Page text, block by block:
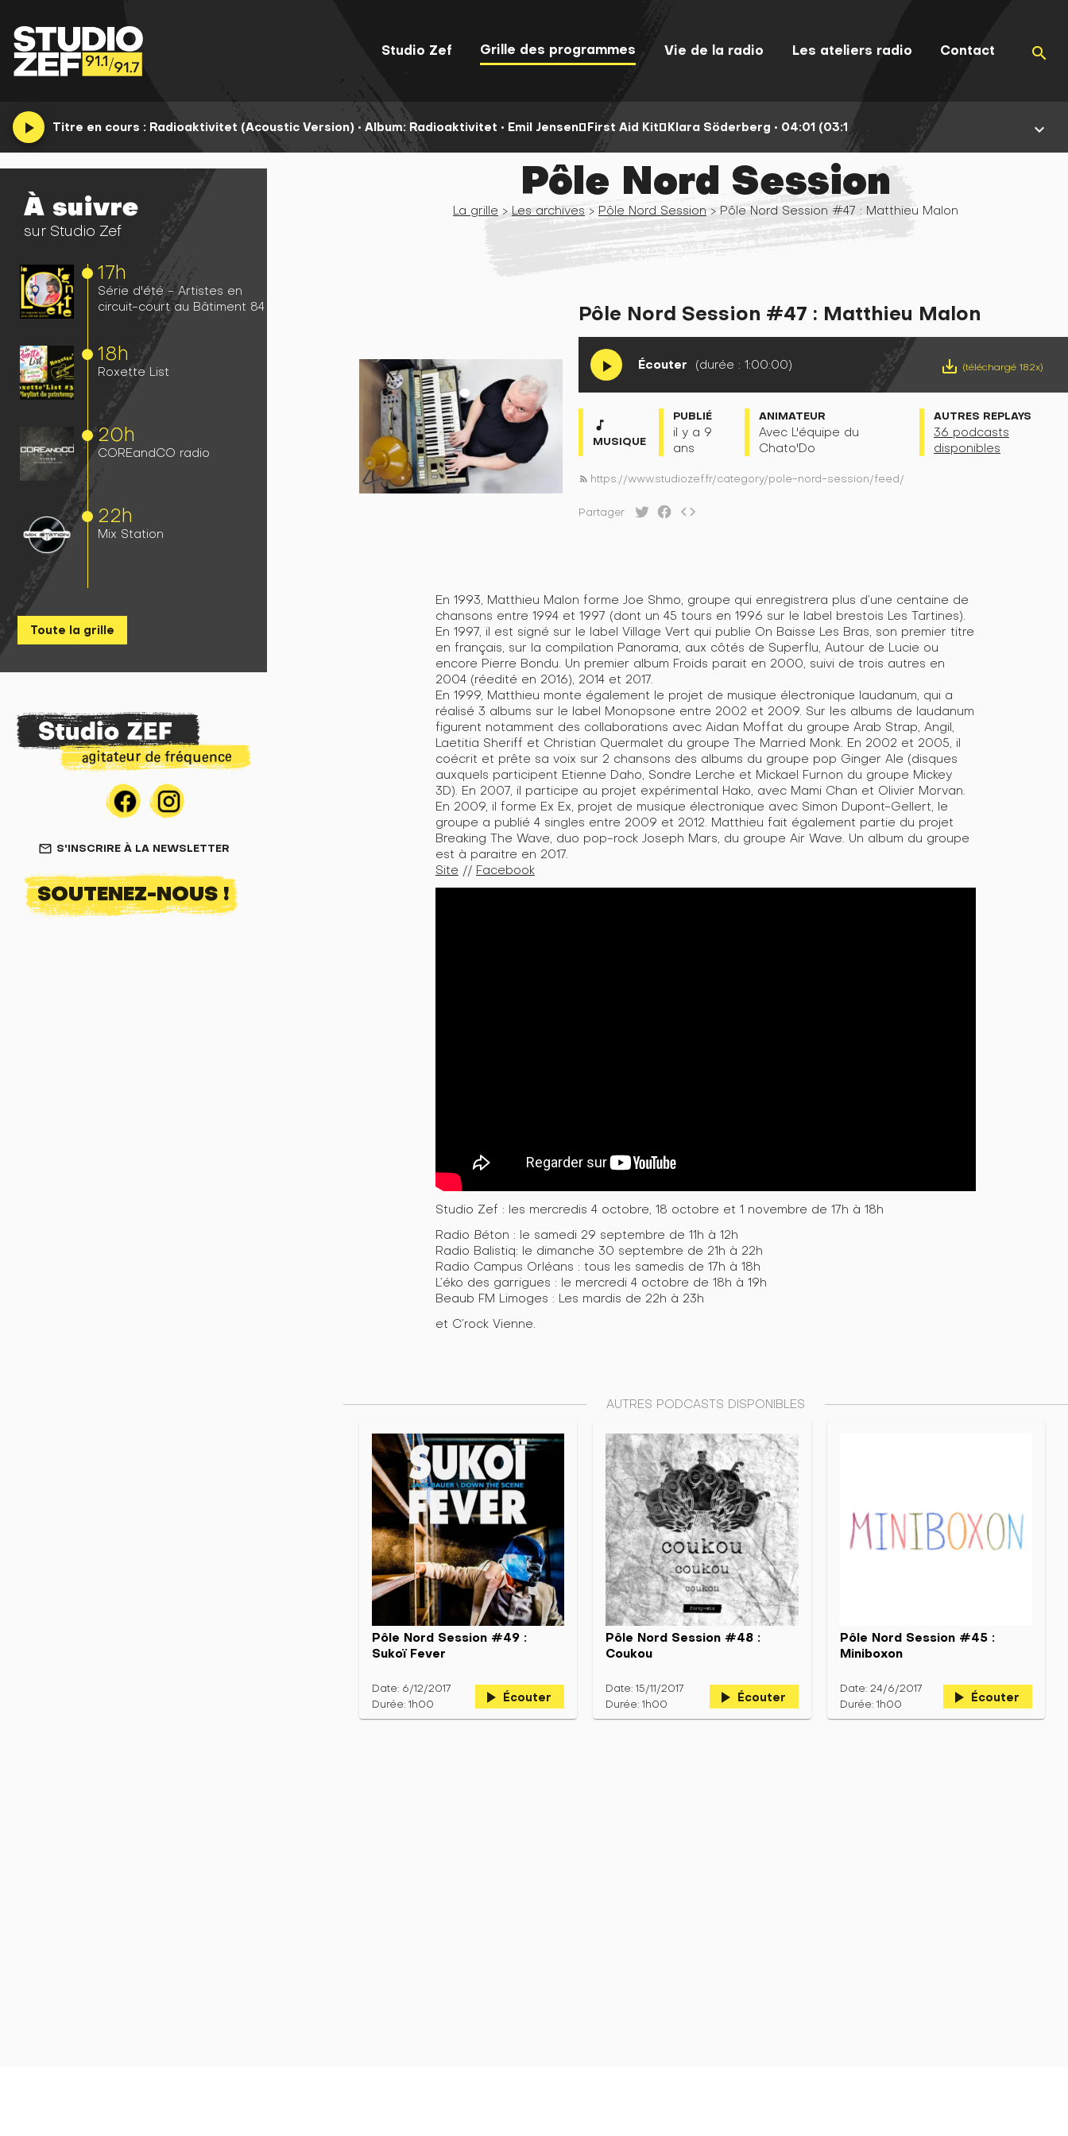
Studio Zef Grille des programmes Vie de la radio Les ateliers radio Contact search
play_arrow Titre en cours : Radioaktivitet (Acoustic Version) • Album: Radioaktivitet • Emil Jensen First Aid Kit Klara Söderberg • 04:01 (03:17) keyboard_arrow_down
À suivre
sur Studio Zef
17h
Série d'été - Artistes en
circuit-court au Bâtiment 84
18h
Roxette List
20h
COREandCO radio
22h
Mix Station
Toute la grille
mail_outline S'INSCRIRE À LA NEWSLETTER
SOUTENEZ-NOUS !
Pôle Nord Session
La grille > Les archives > Pôle Nord Session > Pôle Nord Session #47 : Matthieu Malon
Pôle Nord Session #47 : Matthieu Malon
play_arrow Écouter (durée : 1:00:00) save_alt (téléchargé 182x)
music_note
MUSIQUE
PUBLIÉ
il y a 9
ans
ANIMATEUR
Avec L'équipe du
Chato'Do
AUTRES REPLAYS
36 podcasts
disponibles
rss_feed https://www.studiozef.fr/category/pole-nord-session/feed/
Partager code
En 1993, Matthieu Malon forme Joe Shmo, groupe qui enregistrera plus d’une centaine de
chansons entre 1994 et 1997 (dont un 45 tours en 1996 sur le label brestois Les Tartines).
En 1997, il est signé sur le label Village Vert qui publie On Baisse Les Bras, son premier titre
en français, sur la compilation Panorama, aux côtés de Superflu, Autour de Lucie ou
encore Pierre Bondu. Un premier album Froids parait en 2000, suivi de trois autres en
2004 (réedité en 2016), 2014 et 2017.
En 1999, Matthieu monte également le projet de musique électronique laudanum, qui a
réalisé 3 albums sur le label Monopsone entre 2002 et 2009. Sur les albums de laudanum
figurent notamment des collaborations avec Aidan Moffat du groupe Arab Strap, Angil,
Laetitia Sheriff et Christian Quermalet du groupe The Married Monk. En 2002 et 2005, il
coécrit et prête sa voix sur 2 chansons des albums du groupe pop Ginger Ale (disques
auxquels participent Etienne Daho, Sondre Lerche et Mickael Furnon du groupe Mickey
3D). En 2007, il participe au projet expérimental Hako, avec Mami Chan et Olivier Morvan.
En 2009, il forme Ex Ex, projet de musique électronique avec Simon Dupont-Gellert, le
groupe a publié 4 singles entre 2009 et 2012. Matthieu fait également partie du projet
Breaking The Wave, duo pop-rock Joseph Mars, du groupe Air Wave. Un album du groupe
est à paraitre en 2017.
Site // Facebook
Studio Zef : les mercredis 4 octobre, 18 octobre et 1 novembre de 17h à 18h
Radio Béton : le samedi 29 septembre de 11h à 12h
Radio Balistiq: le dimanche 30 septembre de 21h à 22h
Radio Campus Orléans : tous les samedis de 17h à 18h
L’éko des garrigues : le mercredi 4 octobre de 18h à 19h
Beaub FM Limoges : Les mardis de 22h à 23h
et C’rock Vienne.
AUTRES PODCASTS DISPONIBLES
Pôle Nord Session #49 :
Sukoï Fever
Date: 6/12/2017
Durée: 1h00
play_arrow Écouter
Pôle Nord Session #48 :
Coukou
Date: 15/11/2017
Durée: 1h00
play_arrow Écouter
Pôle Nord Session #45 :
Miniboxon
Date: 24/6/2017
Durée: 1h00
play_arrow Écouter